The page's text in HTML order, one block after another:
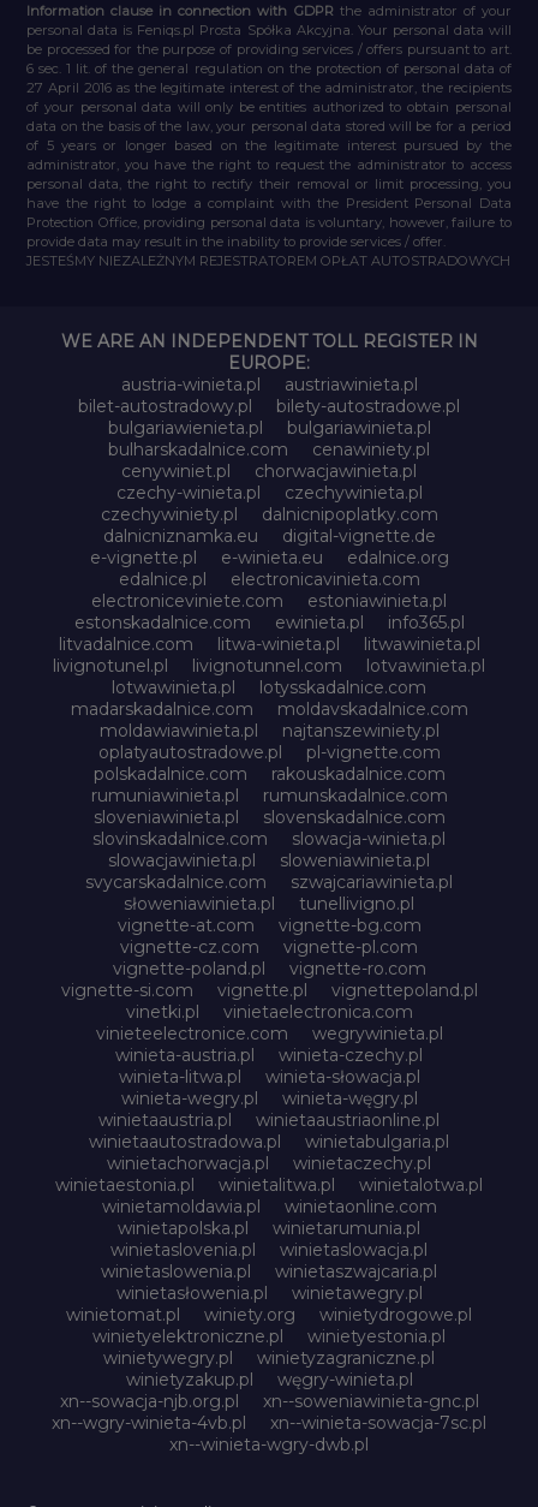
Information clause in connection with GDPR the administrator of your
personal data is Feniqs.pl Prosta Spółka Akcyjna. Your personal data will
be processed for the purpose of providing services / offers pursuant to art.
6 sec. 1 lit. of the general regulation on the protection of personal data of
27 April 2016 as the legitimate interest of the administrator, the recipients
of your personal data will only be entities authorized to obtain personal
data on the basis of the law, your personal data stored will be for a period
of 5 years or longer based on the legitimate interest pursued by the
administrator, you have the right to request the administrator to access
personal data, the right to rectify their removal or limit processing, you
have the right to lodge a complaint with the President Personal Data
Protection Office, providing personal data is voluntary, however, failure to
provide data may result in the inability to provide services / offer.
JESTEŚMY NIEZALEŻNYM REJESTRATOREM OPŁAT AUTOSTRADOWYCH
WE ARE AN INDEPENDENT TOLL REGISTER IN
EUROPE:
austria-winieta.pl
austriawinieta.pl
bilet-autostradowy.pl
bilety-autostradowe.pl
bulgariawienieta.pl
bulgariawinieta.pl
bulharskadalnice.com
cenawiniety.pl
cenywiniet.pl
chorwacjawinieta.pl
czechy-winieta.pl
czechywinieta.pl
czechywiniety.pl
dalnicnipoplatky.com
dalnicniznamka.eu
digital-vignette.de
e-vignette.pl
e-winieta.eu
edalnice.org
edalnice.pl
electronicavinieta.com
electroniceviniete.com
estoniawinieta.pl
estonskadalnice.com
ewinieta.pl
info365.pl
litvadalnice.com
litwa-winieta.pl
litwawinieta.pl
livignotunel.pl
livignotunnel.com
lotvawinieta.pl
lotwawinieta.pl
lotysskadalnice.com
madarskadalnice.com
moldavskadalnice.com
moldawiawinieta.pl
najtanszewiniety.pl
oplatyautostradowe.pl
pl-vignette.com
polskadalnice.com
rakouskadalnice.com
rumuniawinieta.pl
rumunskadalnice.com
sloveniawinieta.pl
slovenskadalnice.com
slovinskadalnice.com
slowacja-winieta.pl
slowacjawinieta.pl
sloweniawinieta.pl
svycarskadalnice.com
szwajcariawinieta.pl
słoweniawinieta.pl
tunellivigno.pl
vignette-at.com
vignette-bg.com
vignette-cz.com
vignette-pl.com
vignette-poland.pl
vignette-ro.com
vignette-si.com
vignette.pl
vignettepoland.pl
vinetki.pl
vinietaelectronica.com
vinieteelectronice.com
wegrywinieta.pl
winieta-austria.pl
winieta-czechy.pl
winieta-litwa.pl
winieta-słowacja.pl
winieta-wegry.pl
winieta-węgry.pl
winietaaustria.pl
winietaaustriaonline.pl
winietaautostradowa.pl
winietabulgaria.pl
winietachorwacja.pl
winietaczechy.pl
winietaestonia.pl
winietalitwa.pl
winietalotwa.pl
winietamoldawia.pl
winietaonline.com
winietapolska.pl
winietarumunia.pl
winietaslovenia.pl
winietaslowacja.pl
winietaslowenia.pl
winietaszwajcaria.pl
winietasłowenia.pl
winietawegry.pl
winietomat.pl
winiety.org
winietydrogowe.pl
winietyelektroniczne.pl
winietyestonia.pl
winietywegry.pl
winietyzagraniczne.pl
winietyzakup.pl
węgry-winieta.pl
xn--sowacja-njb.org.pl
xn--soweniawinieta-gnc.pl
xn--wgry-winieta-4vb.pl
xn--winieta-sowacja-7sc.pl
xn--winieta-wgry-dwb.pl